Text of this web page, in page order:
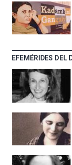
EFEMÉRIDES DEL